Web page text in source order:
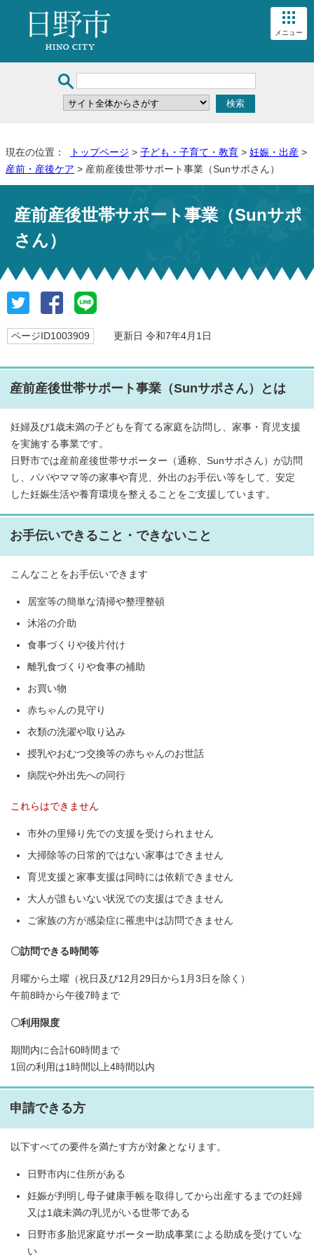
メニュー
現在の位置： トップページ > 子ども・子育て・教育 > 妊娠・出産 >
産前・産後ケア > 産前産後世帯サポート事業（Sunサポさん）
産前産後世帯サポート事業（Sunサポ
さん）
ページID1003909 更新日 令和7年4月1日
産前産後世帯サポート事業（Sunサポさん）とは
妊婦及び1歳未満の子どもを育てる家庭を訪問し、家事・育児支援
を実施する事業です。
日野市では産前産後世帯サポーター（通称、Sunサポさん）が訪問
し、パパやママ等の家事や育児、外出のお手伝い等をして、安定
した妊娠生活や養育環境を整えることをご支援しています。
お手伝いできること・できないこと
こんなことをお手伝いできます
居室等の簡単な清掃や整理整頓
沐浴の介助
食事づくりや後片付け
離乳食づくりや食事の補助
お買い物
赤ちゃんの見守り
衣類の洗濯や取り込み
授乳やおむつ交換等の赤ちゃんのお世話
病院や外出先への同行
これらはできません
市外の里帰り先での支援を受けられません
大掃除等の日常的ではない家事はできません
育児支援と家事支援は同時には依頼できません
大人が誰もいない状況での支援はできません
ご家族の方が感染症に罹患中は訪問できません
〇訪問できる時間等
月曜から土曜（祝日及び12月29日から1月3日を除く）
午前8時から午後7時まで
〇利用限度
期間内に合計60時間まで
1回の利用は1時間以上4時間以内
申請できる方
以下すべての要件を満たす方が対象となります。
日野市内に住所がある
妊娠が判明し母子健康手帳を取得してから出産するまでの妊婦
又は1歳未満の乳児がいる世帯である
日野市多胎児家庭サポーター助成事業による助成を受けていな
い